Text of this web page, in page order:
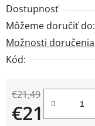
Dostupnosť
Môžeme doručiť do:
Možnosti doručenia
Kód:
€21,49
€21